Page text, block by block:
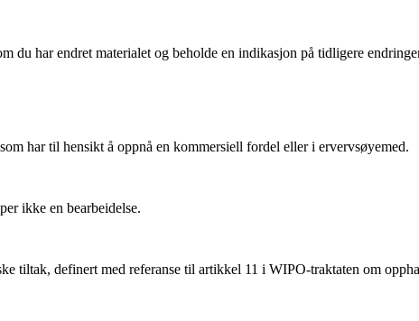
du har endret materialet og beholde en indikasjon på tidligere
har til hensikt å oppnå en kommersiell fordel eller i ervervsøyemed.
ikke en bearbeidelse.
tiltak, definert med referanse til artikkel 11 i WIPO-traktaten om